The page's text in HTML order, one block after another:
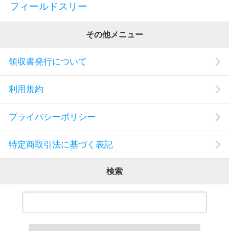
フィールドスリー
その他メニュー
領収書発行について
利用規約
プライバシーポリシー
特定商取引法に基づく表記
検索